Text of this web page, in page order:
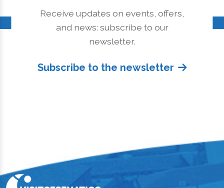
Receive updates on events, offers,
and news: subscribe to our
newsletter.
Subscribe to the newsletter